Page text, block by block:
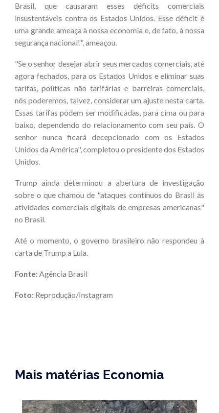
Brasil, que causaram esses déficits comerciais
insustentáveis contra os Estados Unidos. Esse déficit é
uma grande ameaça à nossa economia e, de fato, à nossa
segurança nacional!", ameaçou.
"Se o senhor desejar abrir seus mercados comerciais, até
agora fechados, para os Estados Unidos e eliminar suas
tarifas, políticas não tarifárias e barreiras comerciais,
nós poderemos, talvez, considerar um ajuste nesta carta.
Essas tarifas podem ser modificadas, para cima ou para
baixo, dependendo do relacionamento com seu país. O
senhor nunca ficará decepcionado com os Estados
Unidos da América", completou o presidente dos Estados
Unidos.
Trump ainda determinou a abertura de investigação
sobre o que chamou de "ataques contínuos do Brasil às
atividades comerciais digitais de empresas americanas"
no Brasil.
Até o momento, o governo brasileiro não respondeu à
carta de Trump a Lula.
Fonte: Agência Brasil
Foto: Reprodução/Instagram
Mais matérias Economia